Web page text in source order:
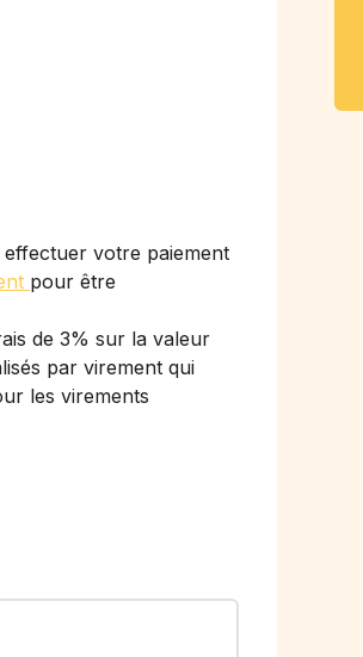
votre paiement
pour être
de 3% sur la valeur
par virement qui
les virements